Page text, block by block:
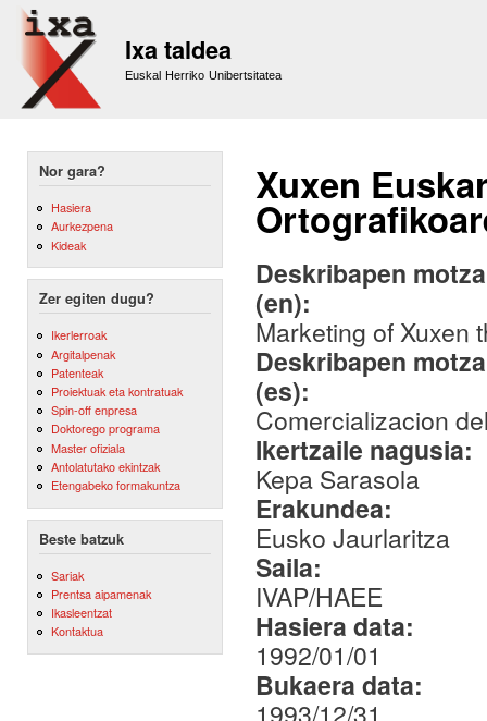
Ixa taldea
Euskal Herriko Unibertsitatea
Nor gara?
Hasiera
Aurkezpena
Kideak
Zer egiten dugu?
Ikerlerroak
Argitalpenak
Patenteak
Proiektuak eta kontratuak
Spin-off enpresa
Doktorego programa
Master ofiziala
Antolatutako ekintzak
Etengabeko formakuntza
Beste batzuk
Sariak
Prentsa aipamenak
Ikasleentzat
Kontaktua
Xuxen
Deskribapen
(en):
Marketing of Xuxen
Deskribapen
(es):
Comercializacion
Ikertzaile nagusia:
Kepa Sarasola
Erakundea:
Eusko Jaurlaritza
Saila:
IVAP/HAEE
Hasiera data:
1992/01/01
Bukaera data: